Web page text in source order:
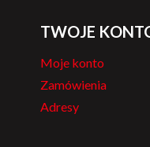
TWOJE
Moje konto
Zamówienia
Adresy